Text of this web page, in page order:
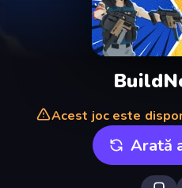
Acest joc este
Arată